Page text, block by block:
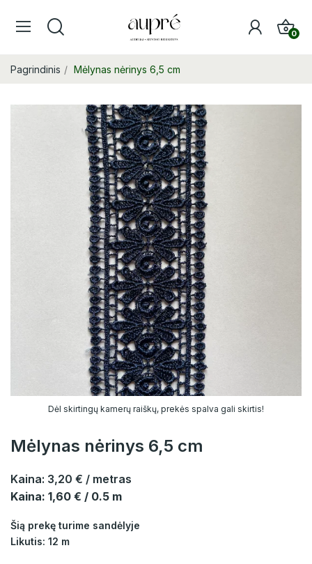
0
Pagrindinis Mėlynas nėrinys 6,5 cm
Dėl skirtingų kamerų raiškų, prekės spalva gali skirtis!
Mėlynas nėrinys 6,5 cm
Kaina: 3,20 € / metras
Kaina: 1,60 € / 0.5 m
Šią prekę turime sandėlyje
Likutis: 12 m